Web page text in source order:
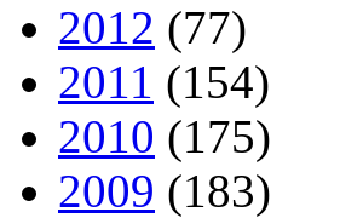
2012 (77)
2011 (154)
2010 (175)
2009 (183)